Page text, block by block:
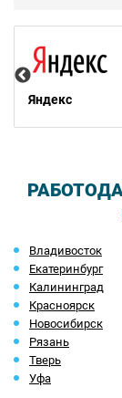
Яндекс
Владивосток
Екатеринбург
Калининград
Красноярск
Новосибирск
Рязань
Тверь
Уфа